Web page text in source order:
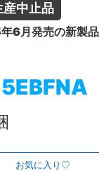
中止品
6月発売の新製
お気に入り